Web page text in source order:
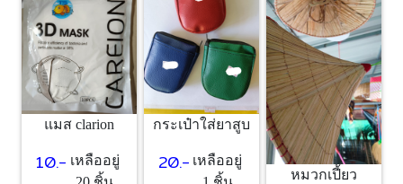
แมส clarion
10.- เหลืออยู่
กระเป๋าใส่ยาสูบ
20.- เหลืออยู่
หมวกเปี้ยว